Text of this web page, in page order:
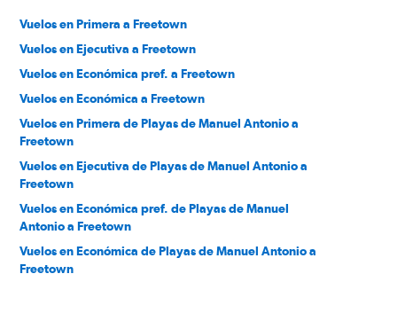
Vuelos en Primera a Freetown
Vuelos en Ejecutiva a Freetown
Vuelos en Económica pref. a Freetown
Vuelos en Económica a Freetown
Vuelos en Primera de Playas de Manuel Antonio a
Freetown
Vuelos en Ejecutiva de Playas de Manuel Antonio a
Freetown
Vuelos en Económica pref. de Playas de Manuel
Antonio a Freetown
Vuelos en Económica de Playas de Manuel Antonio a
Freetown